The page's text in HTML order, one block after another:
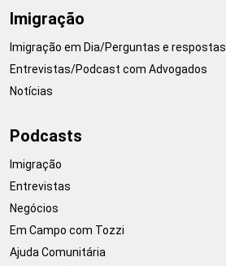
Imigração
Imigração em Dia/Perguntas e respostas
Entrevistas/Podcast com Advogados
Notícias
Podcasts
Imigração
Entrevistas
Negócios
Em Campo com Tozzi
Ajuda Comunitária